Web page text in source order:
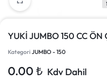
YUKİ JUMBO 150 CC ÖN
Kategori JUMBO - 150
0.00 ₺ Kdv Dahil